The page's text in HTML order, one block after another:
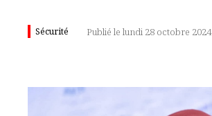
Sécurité Publié le lundi 28 octobre 2024